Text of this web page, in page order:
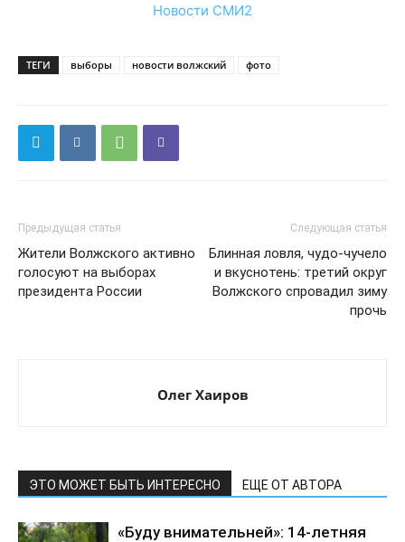
Новости СМИ2
ТЕГИ выборы новости волжский фото
Предыдущая статья
Жители Волжского активно
голосуют на выборах
президента России
Следующая статья
Блинная ловля, чудо-чучело
и вкуснотень: третий округ
Волжского спровадил зиму
прочь
Олег Хаиров
ЭТО МОЖЕТ БЫТЬ ИНТЕРЕСНО ЕЩЕ ОТ АВТОРА
«Буду внимательней»: 14-летняя